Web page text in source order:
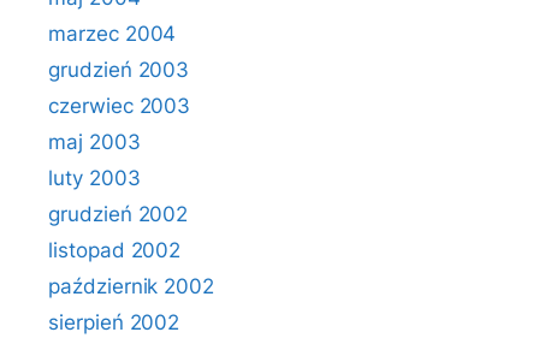
marzec 2004
grudzień 2003
czerwiec 2003
maj 2003
luty 2003
grudzień 2002
listopad 2002
październik 2002
sierpień 2002